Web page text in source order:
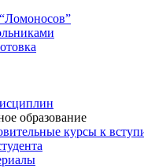
образование
курсы к